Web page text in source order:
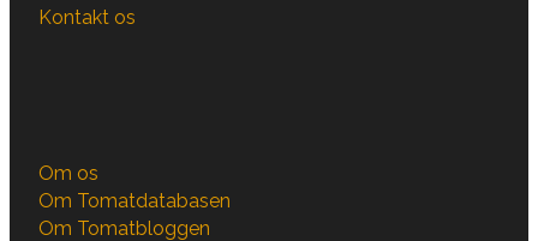
Kontakt os
Om os
Om Tomatdatabasen
Om Tomatbloggen